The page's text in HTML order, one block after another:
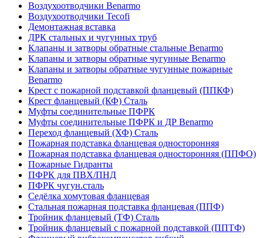
Воздухоотводчики Benarmo
Воздухоотводчики Tecofi
Демонтажная вставка
ДРК стальных и чугунных труб
Клапаны и затворы обратные стальные Benarmo
Клапаны и затворы обратные чугунные Benarmo
Клапаны и затворы обратные чугунные пожарные
Benarmo
Крест с пожарной подставкой фланцевый (ППКФ)
Крест фланцевый (КФ) Сталь
Муфты соединительные ПФРК
Муфты соединительные ПФРК и ДР Benarmo
Переход фланцевый (ХФ) Сталь
Пожарная подставка фланцевая односторонняя
Пожарная подставка фланцевая односторонняя (ППФО)
Пожарные Гидранты
ПФРК для ПВХ/ПНД
ПФРК чугун.сталь
Седёлка хомутовая фланцевая
Стальная пожарная подставка фланцевая (ППФ)
Тройник фланцевый (ТФ) Сталь
Тройник фланцевый с пожарной подставкой (ППТФ)